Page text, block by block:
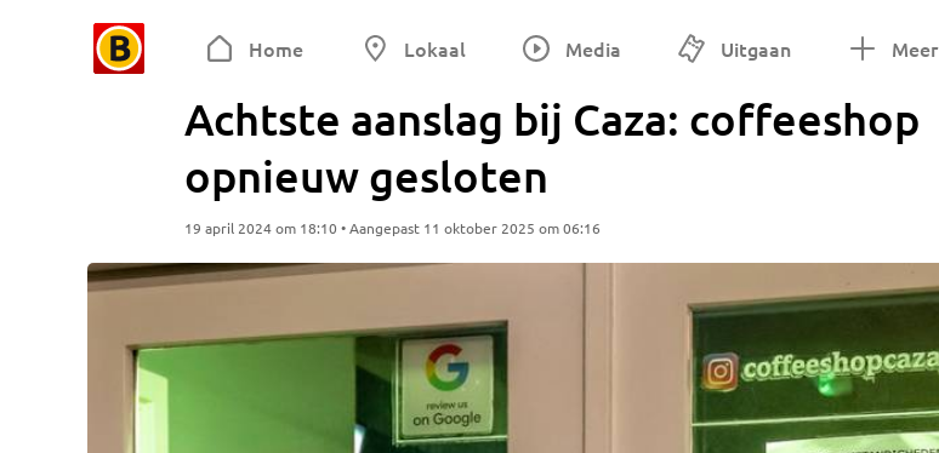
Home Lokaal Media Uitgaan Meer
Achtste aanslag bij Caza: coffeeshop
opnieuw gesloten
19 april 2024 om 18:10 • Aangepast 11 oktober 2025 om 06:16